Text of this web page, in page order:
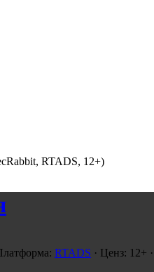
RTADS, 12+)
RTADS · Ценз: 12+